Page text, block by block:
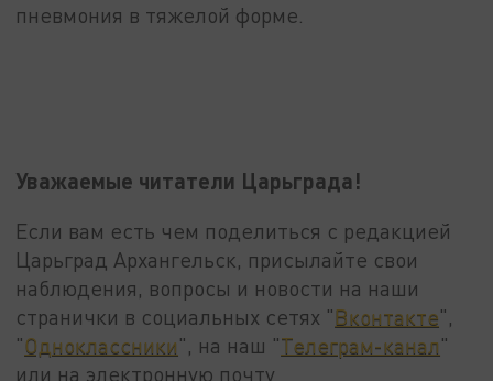
пневмония в тяжелой форме.
Уважаемые читатели Царьграда!
Если вам есть чем поделиться с редакцией
Царьград Архангельск, присылайте свои
наблюдения, вопросы и новости на наши
странички в социальных сетях "Вконтакте",
"Одноклассники", на наш "Телеграм-канал"
или на электронную почту